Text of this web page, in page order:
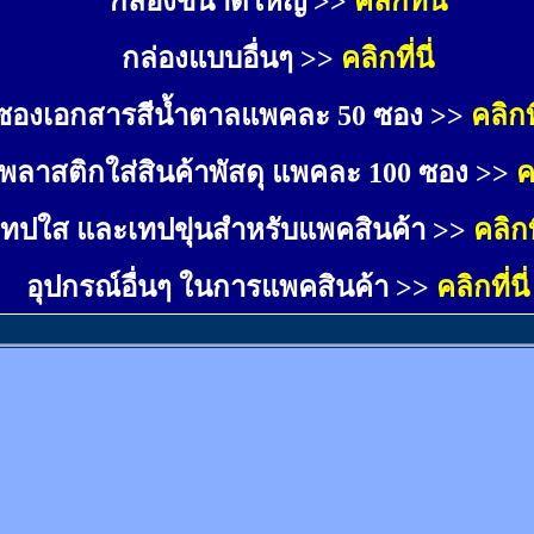
กล่องแบบอื่นๆ >> คลิกที่นี่
องเอกสารสีน้ำตาลแพคละ 50 ซอง >> คลิก
ลาสติกใส่สินค้าพัสดุ แพคละ 100 ซอง >>
ทปใส และเทปขุ่นสำหรับแพคสินค้า >> คลิ
อุปกรณ์อื่นๆ ในการแพคสินค้า >> คลิกที่นี่